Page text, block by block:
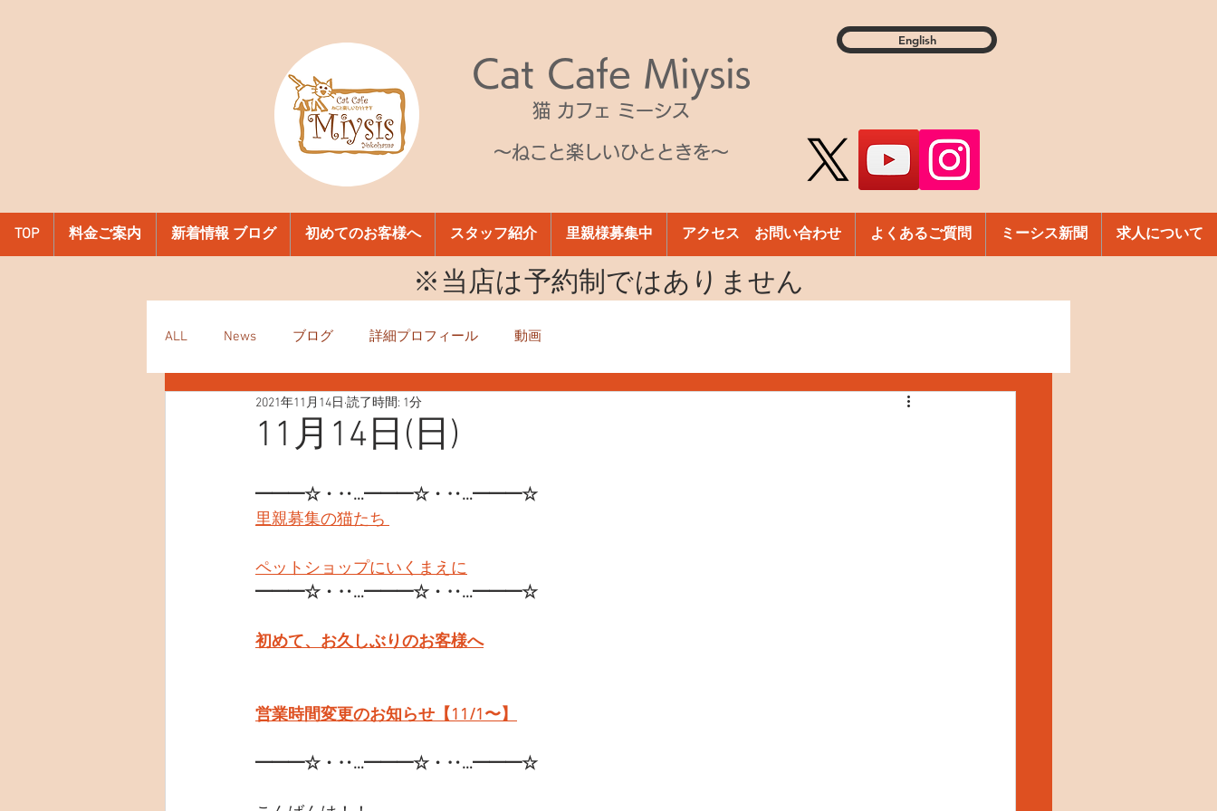
Cat Cafe Miysis
猫 カフェ ミーシス
～ねこと楽しいひとときを～
English
TOP 料金ご案内 新着情報 ブログ 初めてのお客様へ スタッフ紹介 里親様募集中 アクセス お問い合わせ よくあるご質問 ミーシス新聞 求人について
​※当店は予約制ではありません
ALL News ブログ 詳細プロフィール 動画
11月14日(日)
2021年11月14日 読了時間: 1分
━━━☆・‥…━━━☆・‥…━━━☆
里親募集の猫たち
ペットショップにいくまえに
━━━☆・‥…━━━☆・‥…━━━☆
初めて、お久しぶりのお客様へ
営業時間変更のお知らせ【11/1〜】
━━━☆・‥…━━━☆・‥…━━━☆